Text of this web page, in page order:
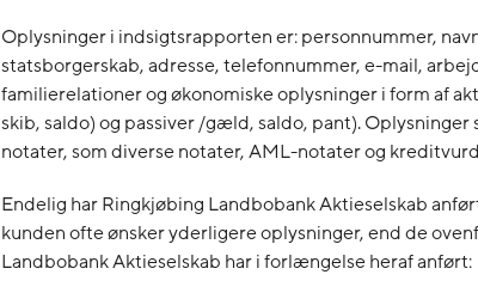
Oplysninger i indsigtsrapporten er: personnummer,
statsborgerskab, adresse, telefonnummer, e-mail,
familierelationer og økonomiske oplysninger i form af
skib, saldo) og passiver /gæld, saldo, pant).
notater, som diverse notater, AML-notater og
Endelig har Ringkjøbing Landbobank Aktieselskab
kunden ofte ønsker yderligere oplysninger, end de
Landbobank Aktieselskab har i forlængelse heraf anført: